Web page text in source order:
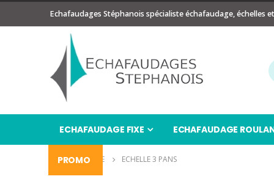
Echafaudages Stéphanois spécialiste échafaudage, échelles
ECHAFAUDAGE FIXE ECHAFAUDAGE
PROMOECHELLE ECHELLE 3 PANS